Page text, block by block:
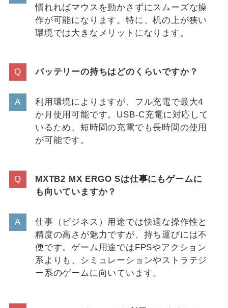
慣れればマウスを動かさずにスムーズな操
作が可能になります。特に、机の上が狭い
環境では大きなメリットになります。
バッテリーの持ちはどのくらいですか？
利用環境によりますが、フル充電で最大4
か月使用可能です。USB-C充電に対応して
いるため、短時間の充電でも長時間の使用
が可能です。
MXTB2 MX ERGO Sは仕事にもゲームに
も向いていますか？
仕事（ビジネス）用途では快適な操作性と
精度の高さが魅力ですが、持ち運びには不
便です。ゲーム用途ではFPSやアクション
系よりも、シミュレーションやストラテジ
ー系のゲームに向いています。